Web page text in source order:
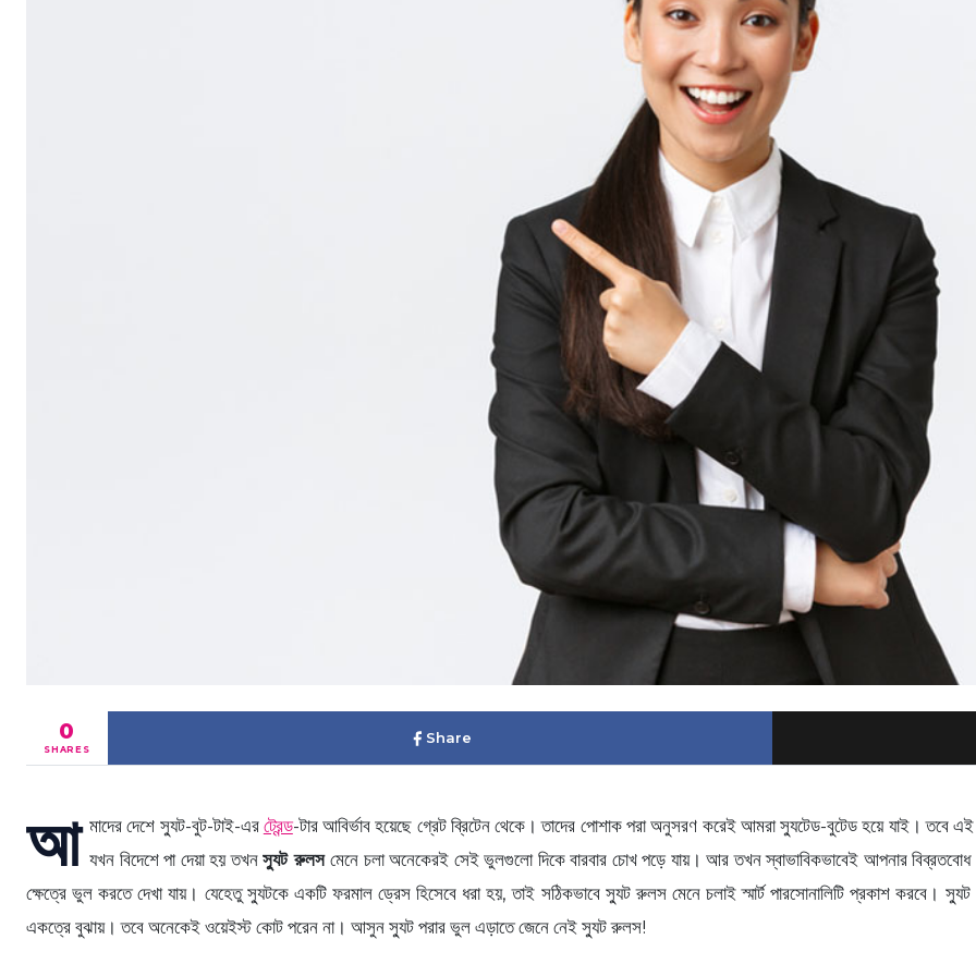
0
SHARES
Share
আ মাদের দেশে স্যুট-বুট-টাই-এর ট্রেন্ড-টার আবির্ভাব হয়েছে গ্রেট ব্রিটেন থেকে। তাদের পোশাক পরা অনুসরণ করেই আমরা স্যুটেড-বুটেড হয়ে যাই। তবে
যখন বিদেশে পা দেয়া হয় তখনস্যুট রুলসমেনে চলা অনেকেরই সেই ভুলগুলো দিকে বারবার চোখ পড়ে যায়। আর তখন স্বাভাবিকভাবেই আপনার বিব্রতবোধ
ক্ষেত্রে ভুল করতে দেখা যায়। যেহেতু স্যুটকে একটি ফরমাল ড্রেস হিসেবে ধরা হয়, তাই সঠিকভাবে স্যুট রুলস মেনে চলাই স্মার্ট পারসোনালিটি প্রকাশ করবে।
একত্রে বুঝায়। তবে অনেকেই ওয়েইস্ট কোট পরেন না। আসুন স্যুট পরার ভুল এড়াতে জেনে নেই স্যুট রুলস!